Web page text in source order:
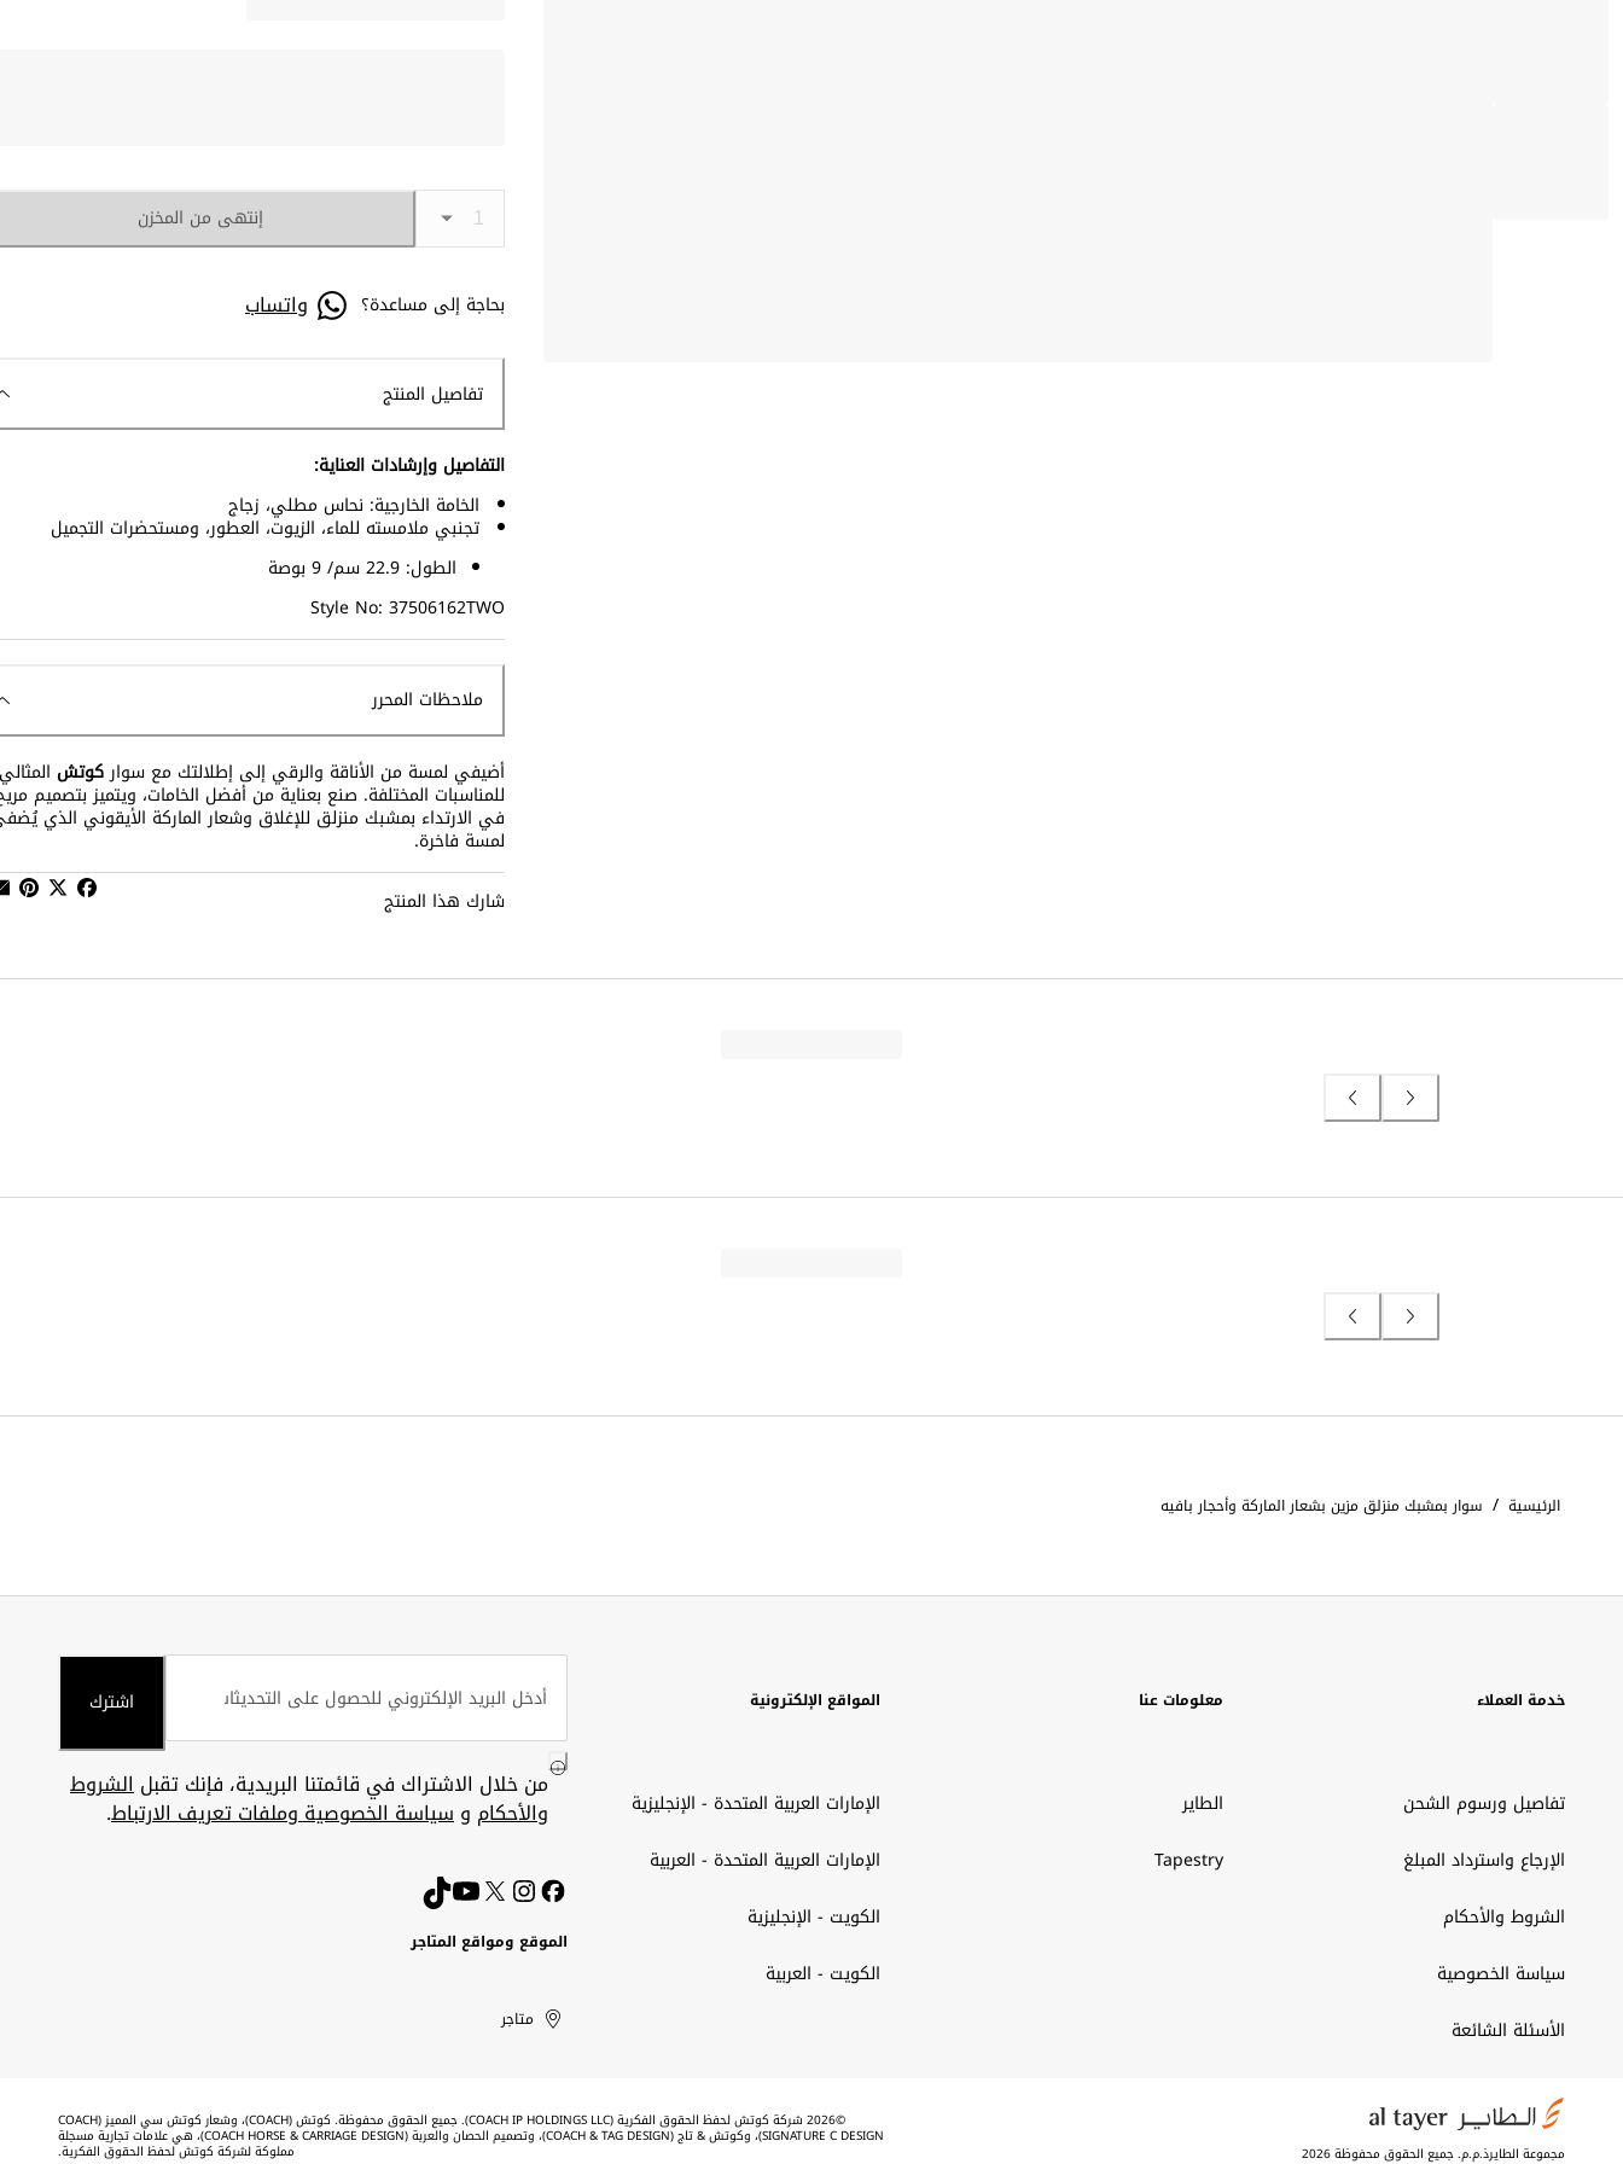
إنتهى من المخزن
بحاجة إلى مساعدة؟ واتساب
تفاصيل المنتج
التفاصيل وإرشادات العناية:
الخامة الخارجية: نحاس مطلي، زجاج
تجنبي ملامسته للماء، الزيوت، العطور، ومستحضرات التجميل
الطول: 22.9 سم/ 9 بوصة
Style No: 37506162TWO
ملاحظات المحرر
أضيفي لمسة من الأناقة والرقي إلى إطلالتك مع سواركوتش المثالي
للمناسبات المختلفة. صنع بعناية من أفضل الخامات، ويتميز بتصميم
في الارتداء بمشبك منزلق للإغلاق وشعار الماركة الأيقوني الذي
لمسة فاخرة.
شارك هذا المنتج
الرئيسية / سوار بمشبك منزلق مزين بشعار الماركة وأحجار بافيه
خدمة العملاء
تفاصيل ورسوم الشحن
الإرجاع واسترداد المبلغ
الشروط والأحكام
سياسة الخصوصية
الأسئلة الشائعة
معلومات عنا
الطاير
Tapestry
المواقع الإلكترونية
الإمارات العربية المتحدة - الإنجليزية
الإمارات العربية المتحدة - العربية
الكويت - الإنجليزية
الكويت - العربية
اشترك
من خلال الاشتراك في قائمتنا البريدية، فإنك تقبلالشروط
والأحكام وسياسة الخصوصية وملفات تعريف الارتباط.
الموقع ومواقع المتاجر
United
Arab
Kuwait
الإمارات
العربية
الكويت
متاجر
مجموعة الطايرذ.م.م. جميع الحقوق محفوظة 2026
©2026 شركة كوتش لحفظ الحقوق الفكرية (COACH IP HOLDINGS LLC). جميع الحقوق محفوظة. كوتش (COACH)، وشعار كوتش سي المميز (COACH
SIGNATURE C DESIGN)، وكوتش & تاج (COACH & TAG DESIGN)، وتصميم الحصان والعربة (COACH HORSE & CARRIAGE DESIGN)، هي علامات تجارية مسجلة
مملوكة لشركة كوتش لحفظ الحقوق الفكرية.